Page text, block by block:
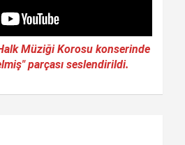
Müziği Korosu konserinde
parçası seslendirildi.